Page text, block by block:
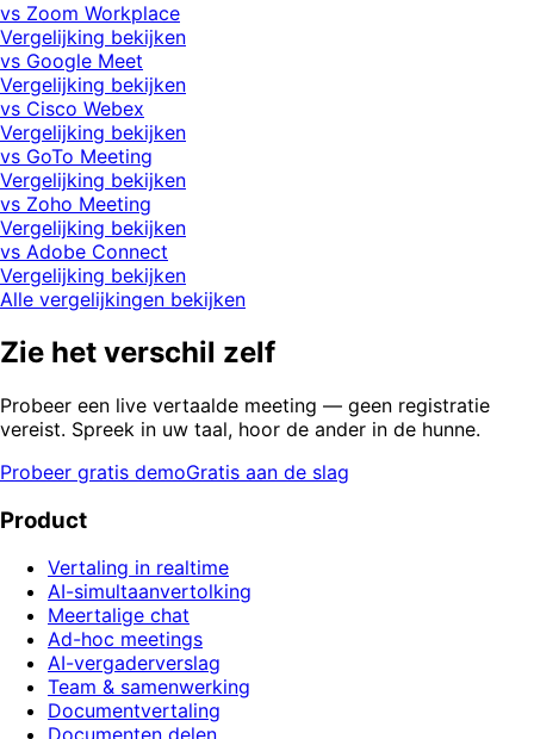
vs Zoom Workplace
Vergelijking bekijken
vs Google Meet
Vergelijking bekijken
vs Cisco Webex
Vergelijking bekijken
vs GoTo Meeting
Vergelijking bekijken
vs Zoho Meeting
Vergelijking bekijken
vs Adobe Connect
Vergelijking bekijken
Alle vergelijkingen bekijken
Zie het verschil zelf
Probeer een live vertaalde meeting — geen registratie
vereist. Spreek in uw taal, hoor de ander in de hunne.
Probeer gratis demoGratis aan de slag
Product
Vertaling in realtime
AI-simultaanvertolking
Meertalige chat
Ad-hoc meetings
AI-vergaderverslag
Team & samenwerking
Documentvertaling